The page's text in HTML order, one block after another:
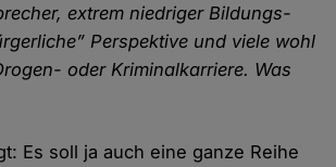
extrem niedriger Bildungs­
Perspektive und viele wohl
oder Kriminal­karriere. Was
Es soll ja auch eine ganze Reihe